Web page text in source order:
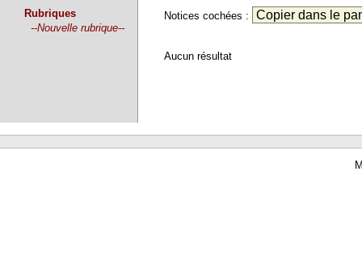
Rubriques
--Nouvelle rubrique--
Notices cochées :
Aucun résultat